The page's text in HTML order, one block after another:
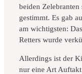
beiden
gestimmt. Es gab
am wichtigsten:
Retters wurde
Allerdings ist der
nur eine Art